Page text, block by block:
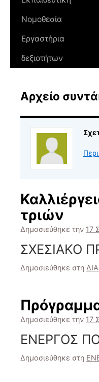
Νομοθεσία
Εργαστήρια
δεξιοτήτων
Αρχείο
τριών
Δημοσιεύθηκε την 17
ΣΧΕΣΙΑΚΟ
Δημοσιεύθηκε στη
Δημοσιεύθηκε την 17
ΕΝΕΡΓΟΣ
Δημοσιεύθηκε στη